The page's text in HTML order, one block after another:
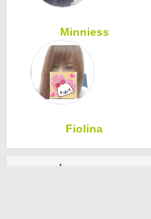
Minniess
Fiolina